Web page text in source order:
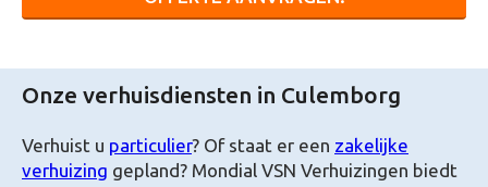
Onze verhuisdiensten in Culemborg
Verhuist u particulier? Of staat er een zakelijke
verhuizing gepland? Mondial VSN Verhuizingen biedt